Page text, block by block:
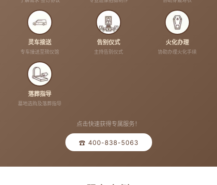
灵车接送
专车接送至殡仪馆
告别仪式
主持告别仪式
火化办理
协助办理火化手续
落葬指导
墓地选购及落葬指导
点击快速获得专属服务！
☎ 400-838-5063